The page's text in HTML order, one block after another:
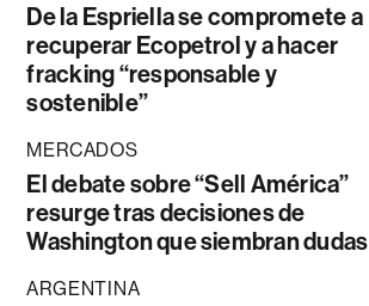
De la Espriella se compromete a
recuperar Ecopetrol y a hacer
fracking “responsable y
sostenible”
MERCADOS
El debate sobre “Sell América”
resurge tras decisiones de
Washington que siembran dudas
ARGENTINA